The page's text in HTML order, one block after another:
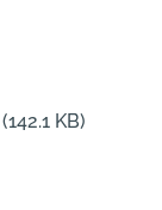
(142.1 KB)